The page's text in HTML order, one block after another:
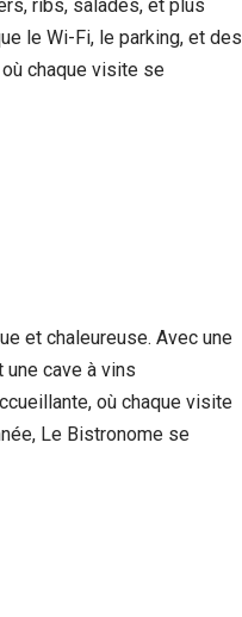
ribs, salades, et plus
le Wi-Fi, le parking, et des
chaque visite se
et chaleureuse. Avec une
cave à vins
où chaque visite
Le Bistronome se